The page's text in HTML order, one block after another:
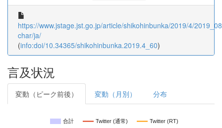
https://www.jstage.jst.go.jp/article/shikohinbunka/2019/4/
char/ja/
(info:doi/10.34365/shikohinbunka.2019.4_60)
言及状況
変動（ピーク前後） 変動（月別） 分布
合計 Twitter (通常) Twitter (RT)